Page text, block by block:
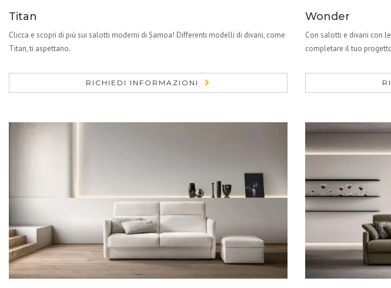
Titan
Clicca e scopri di più sui salotti moderni di Samoa! Differenti modelli di divani, come
Titan, ti aspettano.
RICHIEDI INFORMAZIONI
Wonder
Con salotti e divani con
completare il tuo